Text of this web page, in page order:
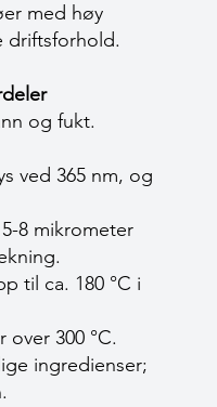
med høy
driftsforhold.
og fukt.
ved 365 nm, og
8 mikrometer
til ca. 180 °C i
300 °C.
ingredienser;